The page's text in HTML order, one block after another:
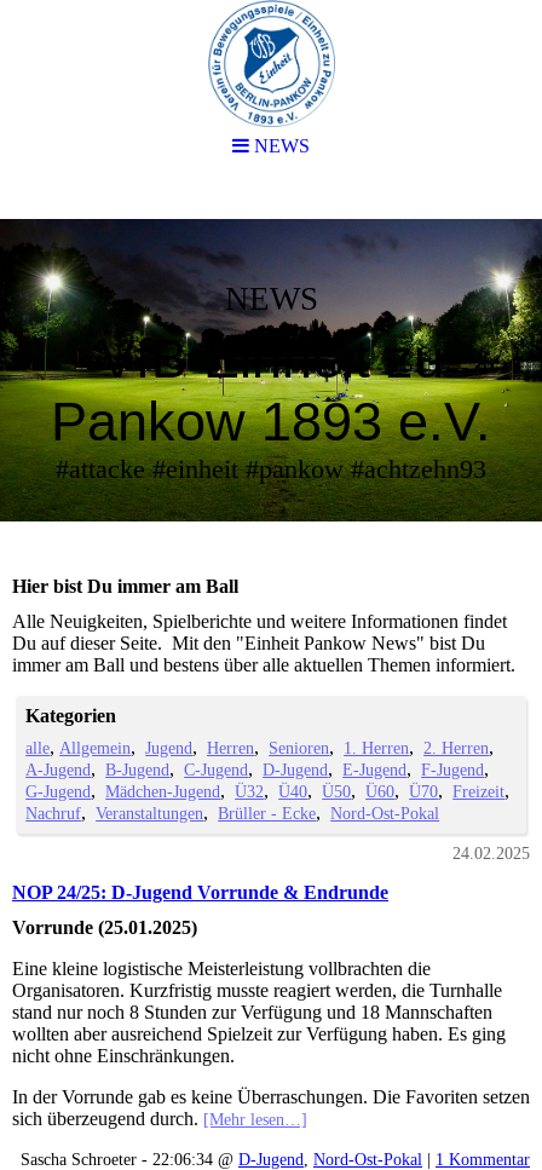
NEWS
VfB Einheit zu
Pankow 1893 e.V.
#attacke #einheit #pankow #achtzehn93
Hier bist Du immer am Ball
Alle Neuigkeiten, Spielberichte und weitere Informationen findet
Du auf dieser Seite. Mit den "Einheit Pankow News" bist Du
immer am Ball und bestens über alle aktuellen Themen informiert.
Kategorien
alle Allgemein Jugend Herren Senioren 1. Herren
2. Herren
A-Jugend
B-Jugend C-Jugend D-Jugend E-Jugend
F-Jugend
G-Jugend
Mädchen-Jugend Ü32 Ü40 Ü50 Ü60 Ü70
Freizeit
Nachruf
Veranstaltungen Brüller - Ecke Nord-Ost-Pokal
24.02.2025
NOP 24/25: D-Jugend Vorrunde & Endrunde
Vorrunde (25.01.2025)
Eine kleine logistische Meisterleistung vollbrachten die
Organisatoren. Kurzfristig musste reagiert werden, die Turnhalle
stand nur noch 8 Stunden zur Verfügung und 18 Mannschaften
wollten aber ausreichend Spielzeit zur Verfügung haben. Es ging
nicht ohne Einschränkungen.
In der Vorrunde gab es keine Überraschungen. Die Favoriten setzen
sich überzeugend durch. [Mehr lesen…]
Sascha Schroeter - 22:06:34 @ D-Jugend Nord-Ost-Pokal | 1 Kommentar
NEWS